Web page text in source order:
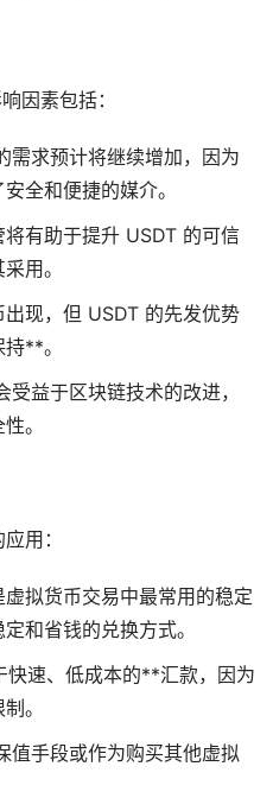
因素包括：
需求预计将继续增加，因为
全和便捷的媒介。
将有助于提升 USDT 的可信
用。
出现，但 USDT 的先发优势
**。
受益于区块链技术的改进，
。
用：
虚拟货币交易中最常用的稳定
和省钱的兑换方式。
快速、低成本的**汇款，因为
。
值手段或作为购买其他虚拟